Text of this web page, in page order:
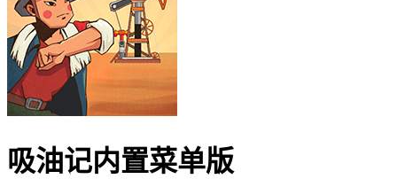
吸油记内置菜单版